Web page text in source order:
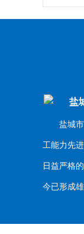
盐
盐城市英
工能力先
日益严格
今已形成